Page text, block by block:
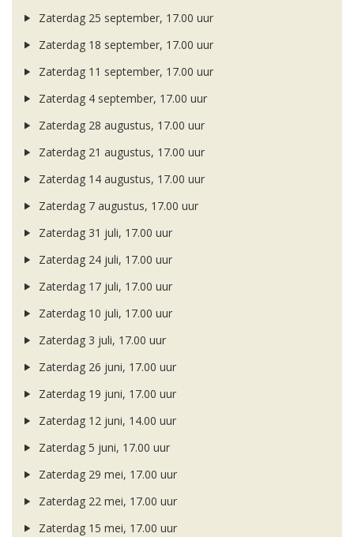
Zaterdag 25 september, 17.00 uur
Zaterdag 18 september, 17.00 uur
Zaterdag 11 september, 17.00 uur
Zaterdag 4 september, 17.00 uur
Zaterdag 28 augustus, 17.00 uur
Zaterdag 21 augustus, 17.00 uur
Zaterdag 14 augustus, 17.00 uur
Zaterdag 7 augustus, 17.00 uur
Zaterdag 31 juli, 17.00 uur
Zaterdag 24 juli, 17.00 uur
Zaterdag 17 juli, 17.00 uur
Zaterdag 10 juli, 17.00 uur
Zaterdag 3 juli, 17.00 uur
Zaterdag 26 juni, 17.00 uur
Zaterdag 19 juni, 17.00 uur
Zaterdag 12 juni, 14.00 uur
Zaterdag 5 juni, 17.00 uur
Zaterdag 29 mei, 17.00 uur
Zaterdag 22 mei, 17.00 uur
Zaterdag 15 mei, 17.00 uur